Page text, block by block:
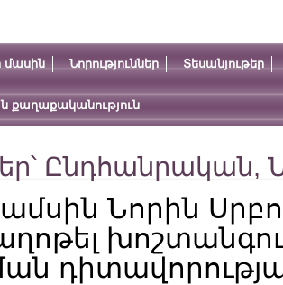
մասին Նորություններ Տեսանյութեր
քաղաքականություն
Ընդհանրական,
Նորին